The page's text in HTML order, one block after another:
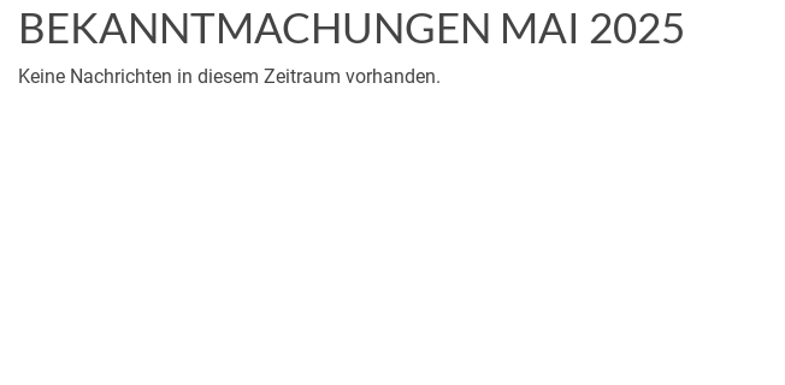
BEKANNTMACHUNGEN MAI 2025
Keine Nachrichten in diesem Zeitraum vorhanden.